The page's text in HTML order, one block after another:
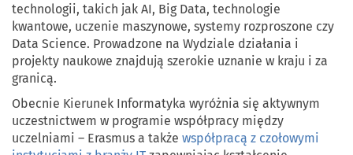
technologii, takich jak AI, Big Data, technologie
kwantowe, uczenie maszynowe, systemy rozproszone czy
Data Science. Prowadzone na Wydziale działania i
projekty naukowe znajdują szerokie uznanie w kraju i za
granicą.
Obecnie Kierunek Informatyka wyróżnia się aktywnym
uczestnictwem w programie współpracy między
uczelniami – Erasmus a także współpracą z czołowymi